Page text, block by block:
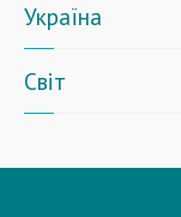
Україна
Світ